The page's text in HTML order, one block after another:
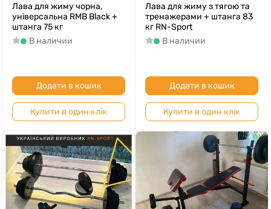
Лава для жиму чорна,
універсальна RMB Black +
штанга 75 кг
В наличии
Додати в кошик
Купити в один клік
Лава для жиму з тягою та
тренажерами + штанга 83
кг RN-Sport
В наличии
Додати в кошик
Купити в один клік